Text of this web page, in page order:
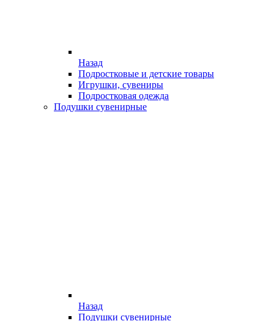
Назад
Подростковые и детские товары
Игрушки, сувениры
Подростковая одежда
Подушки сувенирные
Назад
Подушки сувенирные